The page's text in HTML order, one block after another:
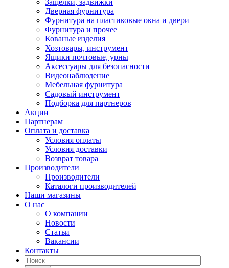
Защелки, задвижки
Дверная фурнитура
Фурнитура на пластиковые окна и двери
Фурнитура и прочее
Кованые изделия
Хозтовары, инструмент
Ящики почтовые, урны
Аксессуары для безопасности
Видеонаблюдение
Мебельная фурнитура
Садовый инструмент
Подборка для партнеров
Акции
Партнерам
Оплата и доставка
Условия оплаты
Условия доставки
Возврат товара
Производители
Производители
Каталоги производителей
Наши магазины
О нас
О компании
Новости
Статьи
Вакансии
Контакты